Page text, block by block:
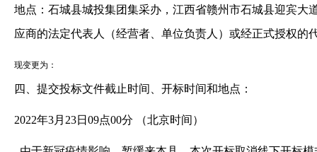
地点：石城县城投集团集采办，江西省赣州市石城县迎宾大
应商的法定代表人（经营者、单位负责人）或经正式授权的
现变更为：
四、提交投标文件截止时间、开标时间和地点：
2022年3月23日09点00分 （北京时间）